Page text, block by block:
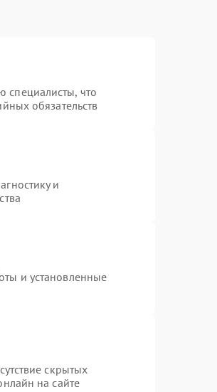
специалисты, что
обязательств
и
и установленные
скрытых
на сайте